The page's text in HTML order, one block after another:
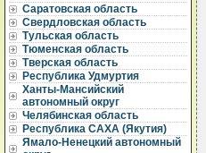
Саратовская область
Свердловская область
Тульская область
Тюменская область
Тверская область
Республика Удмуртия
Ханты-Мансийский
автономный округ
Челябинская область
Республика САХА (Якутия)
Ямало-Ненецкий автономный